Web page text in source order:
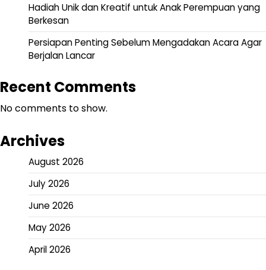
Hadiah Unik dan Kreatif untuk Anak Perempuan yang
Berkesan
Persiapan Penting Sebelum Mengadakan Acara Agar
Berjalan Lancar
Recent Comments
No comments to show.
Archives
August 2026
July 2026
June 2026
May 2026
April 2026